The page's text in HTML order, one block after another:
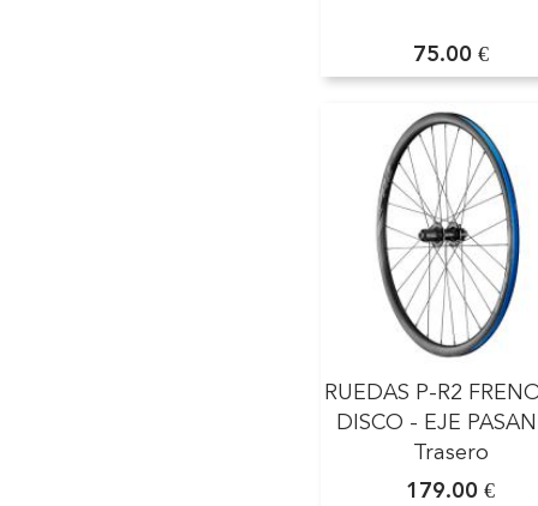
75.00 €
RUEDAS P-R2
DISCO - EJE
Trasero
179.00 €